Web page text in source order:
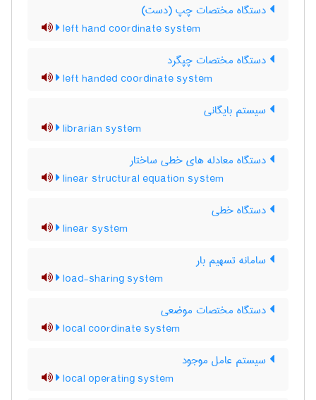
دستگاه مختصات چپ (دست)
left hand coordinate system
دستگاه مختصات چپگرد
left handed coordinate system
سیستم بایگانی
librarian system
دستگاه معادله های خطی ساختار
linear structural equation system
دستگاه خطی
linear system
سامانه تسهیم بار
load-sharing system
دستگاه مختصات موضعی
local coordinate system
سیستم عامل موجود
local operating system